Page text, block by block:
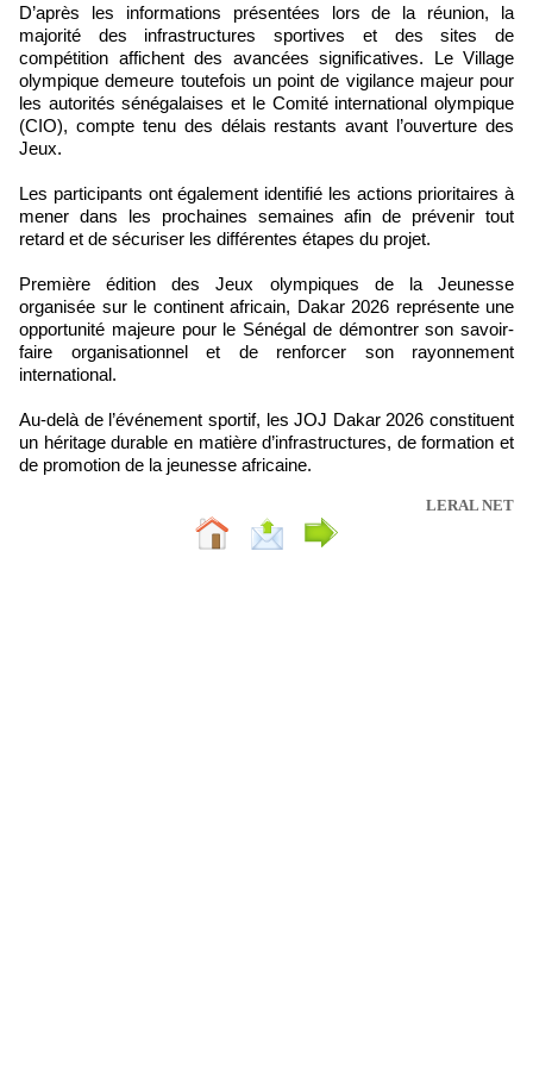
D’après les informations présentées lors de la réunion, la
majorité des infrastructures sportives et des sites de
compétition affichent des avancées significatives. Le Village
olympique demeure toutefois un point de vigilance majeur pour
les autorités sénégalaises et le Comité international olympique
(CIO), compte tenu des délais restants avant l’ouverture des
Jeux.
Les participants ont également identifié les actions prioritaires à
mener dans les prochaines semaines afin de prévenir tout
retard et de sécuriser les différentes étapes du projet.
Première édition des Jeux olympiques de la Jeunesse
organisée sur le continent africain, Dakar 2026 représente une
opportunité majeure pour le Sénégal de démontrer son savoir-
faire organisationnel et de renforcer son rayonnement
international.
Au-delà de l’événement sportif, les JOJ Dakar 2026 constituent
un héritage durable en matière d’infrastructures, de formation et
de promotion de la jeunesse africaine.
LERAL NET